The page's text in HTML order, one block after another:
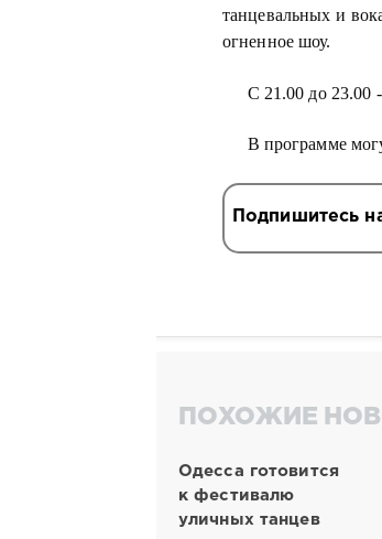
танцевальных и
огненное шоу.
С 21.00 до 23.00
В программе
Подпишитесь
ПОХОЖИЕ
Одесса готовится
к фестивалю
уличных танцев